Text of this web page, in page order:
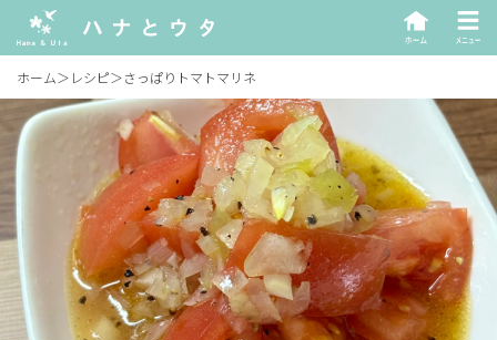
ホーム＞ レシピ＞さっぱりトマトマリネ